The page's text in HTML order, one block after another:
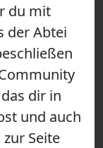
du mit
der Abtei
dir in
und auch
Seite